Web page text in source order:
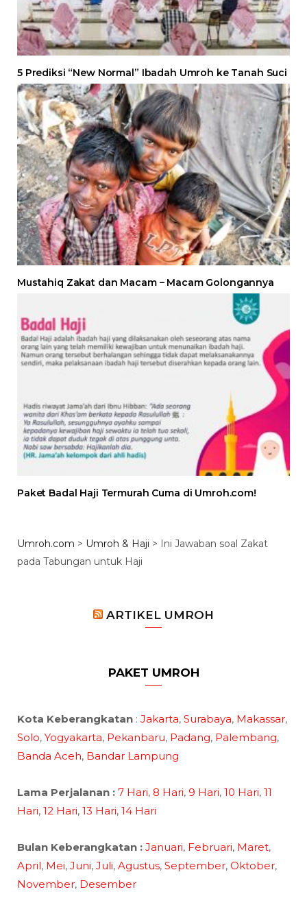
5 Prediksi “New Normal” Ibadah Umroh ke Tanah Suci
Mustahiq Zakat dan Macam – Macam Golongannya
Paket Badal Haji Termurah Cuma di Umroh.com!
Umroh.com > Umroh & Haji > Ini Jawaban soal Zakat
pada Tabungan untuk Haji
ARTIKEL UMROH
PAKET UMROH
Kota Keberangkatan : Jakarta, Surabaya, Makassar,
Solo, Yogyakarta, Pekanbaru, Padang, Palembang,
Banda Aceh, Bandar Lampung
Lama Perjalanan : 7 Hari, 8 Hari, 9 Hari, 10 Hari, 11
Hari, 12 Hari, 13 Hari, 14 Hari
Bulan Keberangkatan : Januari, Februari, Maret,
April, Mei, Juni, Juli, Agustus, September, Oktober,
November, Desember